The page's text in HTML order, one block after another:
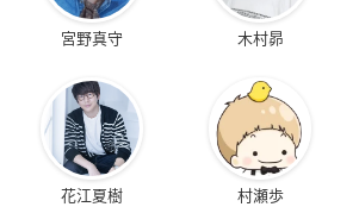
宮野真守 木村昴
花江夏樹 村瀬歩